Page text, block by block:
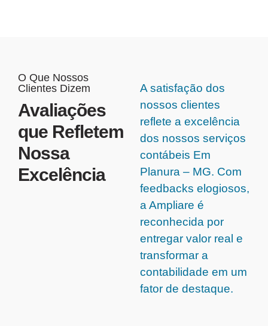
O Que Nossos
Clientes Dizem
Avaliações
que Refletem
Nossa
Excelência
A satisfação dos
nossos clientes
reflete a excelência
dos nossos serviços
contábeis Em
Planura – MG. Com
feedbacks elogiosos,
a Ampliare é
reconhecida por
entregar valor real e
transformar a
contabilidade em um
fator de destaque.